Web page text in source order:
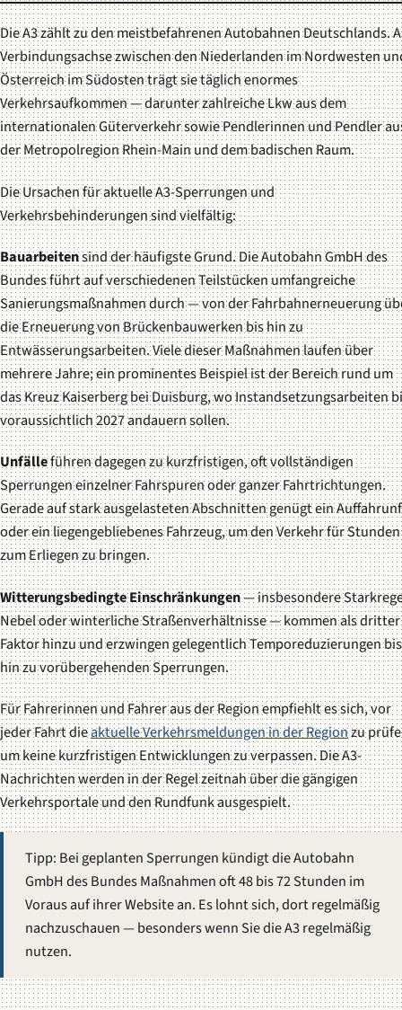
Die A3 zählt zu den meistbefahrenen Autobahnen Deutschlands.
Verbindungsachse zwischen den Niederlanden im Nordwesten
Österreich im Südosten trägt sie täglich enormes
Verkehrsaufkommen — darunter zahlreiche Lkw aus dem
internationalen Güterverkehr sowie Pendlerinnen und Pendler
der Metropolregion Rhein-Main und dem badischen Raum.
Die Ursachen für aktuelle A3-Sperrungen und
Verkehrsbehinderungen sind vielfältig:
Bauarbeitensind der häufigste Grund. Die Autobahn GmbH des
Bundes führt auf verschiedenen Teilstücken umfangreiche
Sanierungsmaßnahmen durch — von der Fahrbahnerneuerung
die Erneuerung von Brückenbauwerken bis hin zu
Entwässerungsarbeiten. Viele dieser Maßnahmen laufen über
mehrere Jahre; ein prominentes Beispiel ist der Bereich rund um
das Kreuz Kaiserberg bei Duisburg, wo Instandsetzungsarbeiten
voraussichtlich 2027 andauern sollen.
Unfälleführen dagegen zu kurzfristigen, oft vollständigen
Sperrungen einzelner Fahrspuren oder ganzer Fahrtrichtungen.
Gerade auf stark ausgelasteten Abschnitten genügt ein
oder ein liegengebliebenes Fahrzeug, um den Verkehr für Stunden
zum Erliegen zu bringen.
Witterungsbedingte Einschränkungen— insbesondere
Nebel oder winterliche Straßenverhältnisse — kommen als dritter
Faktor hinzu und erzwingen gelegentlich Temporeduzierungen bis
hin zu vorübergehenden Sperrungen.
Für Fahrerinnen und Fahrer aus der Region empfiehlt es sich, vor
jeder Fahrt dieaktuelle Verkehrsmeldungen in der Regionzu
um keine kurzfristigen Entwicklungen zu verpassen. Die A3-
Nachrichten werden in der Regel zeitnah über die gängigen
Verkehrsportale und den Rundfunk ausgespielt.
Tipp: Bei geplanten Sperrungen kündigt die Autobahn
GmbH des Bundes Maßnahmen oft 48 bis 72 Stunden im
Voraus auf ihrer Website an. Es lohnt sich, dort regelmäßig
nachzuschauen — besonders wenn Sie die A3 regelmäßig
nutzen.